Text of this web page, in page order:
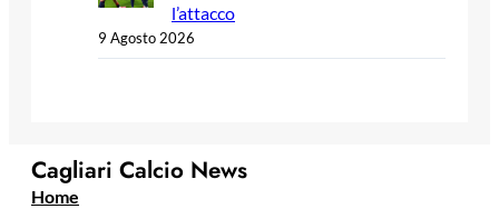
l’attacco
9 Agosto 2026
Cagliari Calcio News
Home